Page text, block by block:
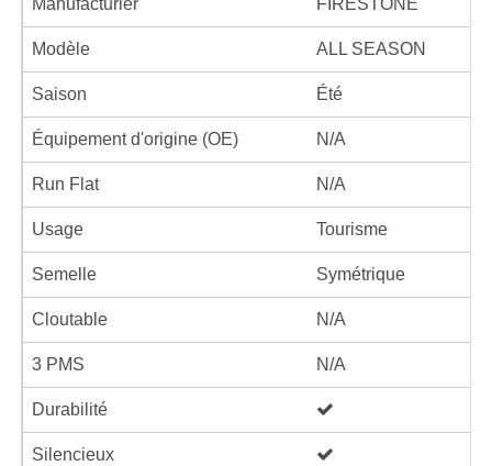
Modèle ALL SEASON
Saison Été
Équipement d'origine (OE) N/A
Run Flat N/A
Usage Tourisme
Semelle Symétrique
Cloutable N/A
3 PMS N/A
Durabilité
Silencieux